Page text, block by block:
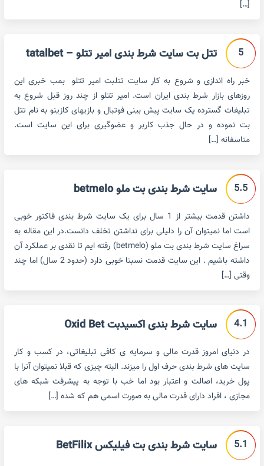
[…]
5 تتل بت سایت شرط بندی امیر تتلو – tatalbet
خبر راه اندازی و شروع به کار سایت تتلبت امیر تتلو بمب خبری این
روزهای بازار شرط بندی ایران است. امیر تتلو از چند روز قبل شروع به
تبلیغات گسترده یک سایت پیش بینی فوتبال و بازیهای کازینو به نام تتل
بت نموده و در حال جذب کاربر و عضوگیری برای این سایت است.
متاسفانه […]
5.5 سایت شرط بندی بت ملو betmelo
داشتن قدمت بیشتر از 1 سال برای یک سایت شرط بندی فاکتور خوبی
است اما نمیتوان آن را دلیلی برای نداشتن تخلف دانست.در این مقاله به
سراغ سایت شرط بندی بت ملو (betmelo) رفته ایم تا نقدی بر عملکرد آن
داشته باشیم . این سایت قدمت نسبتا خوبی دارد (حدود 2 سال) اما چند
وقتی […]
4.1 سایت شرط بندی اکسیدبت Oxid Bet
در دنیای امروز قدرت مالی و سرمایه ی کافی تبلیغاتی، در کسب و کار
سایت های شرط بندی حرف اول را میزند. البته چیزی که قبلا نمیتوان آنرا با
پول خرید، اصالت و اعتبار بود اما خب با توجه به پیشرفت شبکه های
مجازی ، افراد دارای قدرت مالی به صورت اسمی هم که شده […]
5.1 سایت شرط بندی بت فیلیکس BetFilix